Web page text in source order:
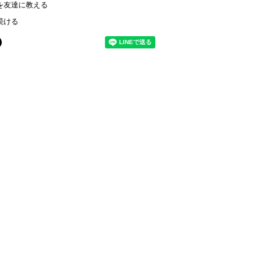
友達に教える
ける